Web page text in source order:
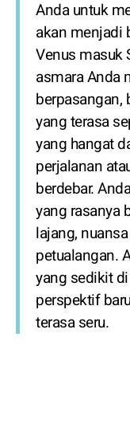
Anda untuk
akan menjadi
Venus masuk
asmara Anda
berpasangan,
yang terasa
yang hangat
perjalanan
berdebar.
yang rasanya
lajang,
petualangan.
yang sedikit
perspektif
terasa seru.